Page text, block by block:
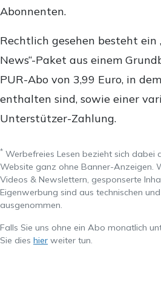
Abonnenten.
Rechtlich gesehen besteht ein
News“-Paket aus einem
PUR-Abo von 3,99 Euro, in
enthalten sind, sowie einer
Unterstützer-Zahlung.
* Werbefreies Lesen bezieht sich dabei
Website ganz ohne Banner-Anzeigen.
Videos & Newslettern, gesponserte
Eigenwerbung sind aus technischen
ausgenommen.
Falls Sie uns ohne ein Abo monatlich
Sie dies hier weiter tun.